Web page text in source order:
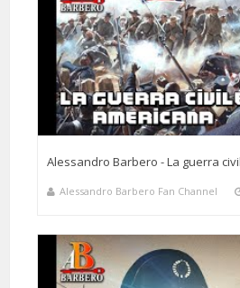
Alessandro Barbero - La guerra
Alessandro Barbero Fan Channel